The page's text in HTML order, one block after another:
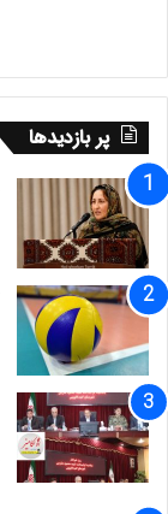
پر بازدیدها